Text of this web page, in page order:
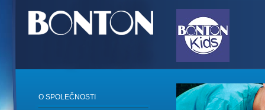
O SPOLEČNOSTI